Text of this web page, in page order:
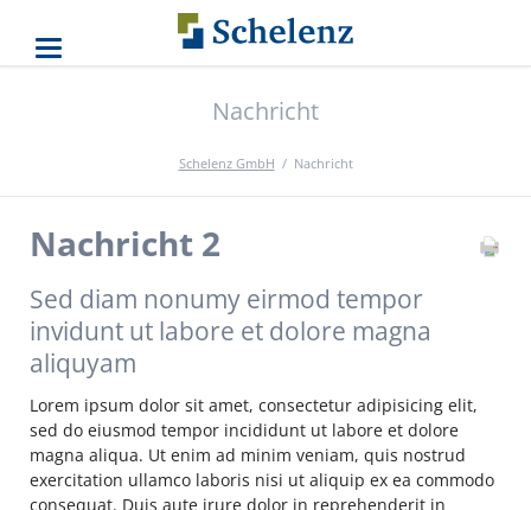
Nachricht
Schelenz GmbH Nachricht
Nachricht 2
Sed diam nonumy eirmod tempor
invidunt ut labore et dolore magna
aliquyam
Lorem ipsum dolor sit amet, consectetur adipisicing elit,
sed do eiusmod tempor incididunt ut labore et dolore
magna aliqua. Ut enim ad minim veniam, quis nostrud
exercitation ullamco laboris nisi ut aliquip ex ea commodo
consequat. Duis aute irure dolor in reprehenderit in